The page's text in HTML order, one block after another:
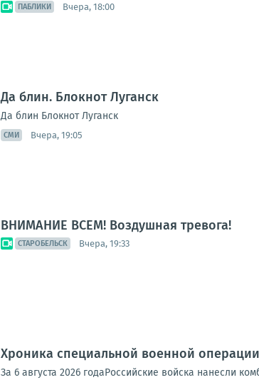
ПАБЛИКИ Вчера, 18:00
Да блин. Блокнот Луганск
Да блин Блокнот Луганск
СМИ Вчера, 19:05
ВНИМАНИЕ ВСЕМ! Воздушная тревога!
СТАРОБЕЛЬСК Вчера, 19:33
Хроника специальной военной операции
За 6 августа 2026 годаРоссийские войска нанесли